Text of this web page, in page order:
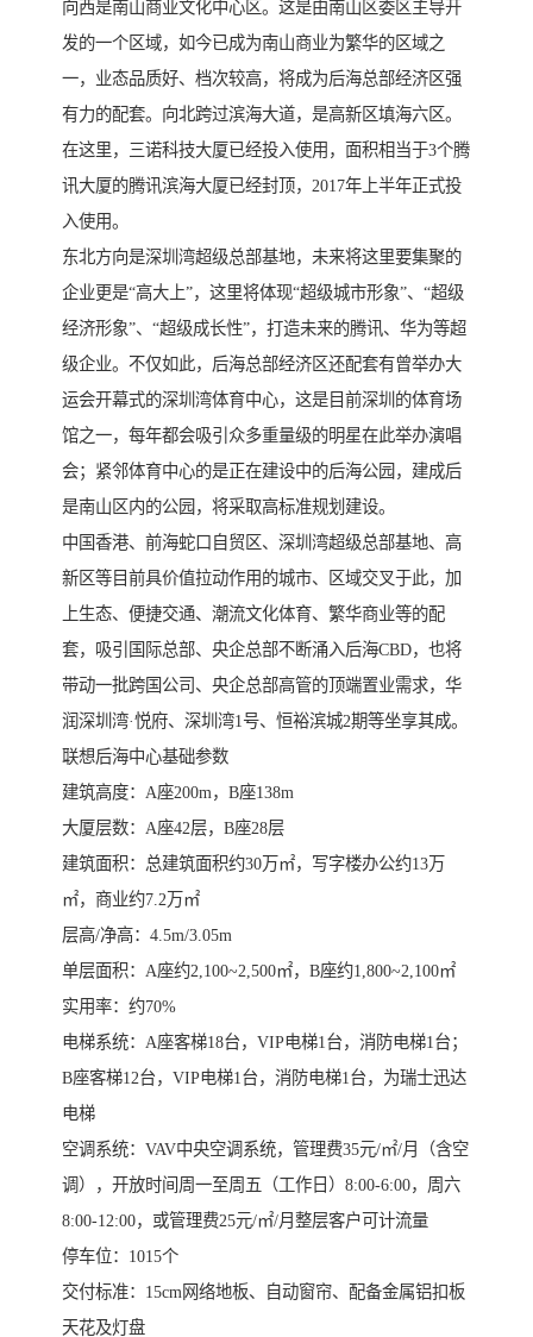
向西是南山商业文化中心区。这是由南山区委区主导开
发的一个区域，如今已成为南山商业为繁华的区域之
一，业态品质好、档次较高，将成为后海总部经济区强
有力的配套。向北跨过滨海大道，是高新区填海六区。
在这里，三诺科技大厦已经投入使用，面积相当于3个腾
讯大厦的腾讯滨海大厦已经封顶，2017年上半年正式投
入使用。
东北方向是深圳湾超级总部基地，未来将这里要集聚的
企业更是“高大上”，这里将体现“超级城市形象”、“超级
经济形象”、“超级成长性”，打造未来的腾讯、华为等超
级企业。不仅如此，后海总部经济区还配套有曾举办大
运会开幕式的深圳湾体育中心，这是目前深圳的体育场
馆之一，每年都会吸引众多重量级的明星在此举办演唱
会；紧邻体育中心的是正在建设中的后海公园，建成后
是南山区内的公园，将采取高标准规划建设。
中国香港、前海蛇口自贸区、深圳湾超级总部基地、高
新区等目前具价值拉动作用的城市、区域交叉于此，加
上生态、便捷交通、潮流文化体育、繁华商业等的配
套，吸引国际总部、央企总部不断涌入后海CBD，也将
带动一批跨国公司、央企总部高管的顶端置业需求，华
润深圳湾·悦府、深圳湾1号、恒裕滨城2期等坐享其成。
联想后海中心基础参数
建筑高度：A座200m，B座138m
大厦层数：A座42层，B座28层
建筑面积：总建筑面积约30万㎡，写字楼办公约13万
㎡，商业约7.2万㎡
层高/净高：4.5m/3.05m
单层面积：A座约2,100~2,500㎡，B座约1,800~2,100㎡
实用率：约70%
电梯系统：A座客梯18台，VIP电梯1台，消防电梯1台；
B座客梯12台，VIP电梯1台，消防电梯1台，为瑞士迅达
电梯
空调系统：VAV中央空调系统，管理费35元/㎡/月（含空
调），开放时间周一至周五（工作日）8:00-6:00，周六
8:00-12:00，或管理费25元/㎡/月整层客户可计流量
停车位：1015个
交付标准：15cm网络地板、自动窗帘、配备金属铝扣板
天花及灯盘